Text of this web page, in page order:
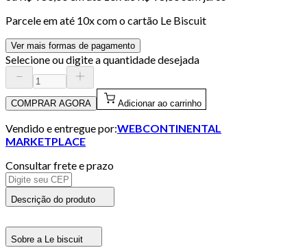
Parcele em até 10x com o cartão Le Biscuit
Ver mais formas de pagamento
Selecione ou digite a quantidade desejada
COMPRAR AGORA Adicionar ao carrinho
Vendido e entregue por:WEBCONTINENTAL
MARKETPLACE
Consultar frete e prazo
Descrição do produto
Sobre a Le biscuit